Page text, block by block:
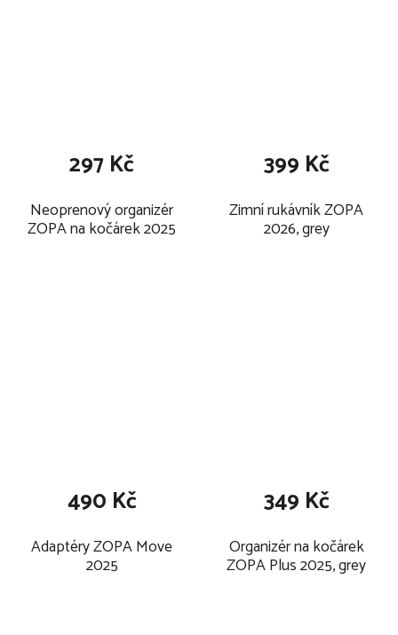
Neoprenový organizér
ZOPA na kočárek 2025
297 Kč
Zimní rukávník ZOPA
2026, grey
399 Kč
Adaptéry ZOPA Move
2025
490 Kč
Organizér na kočárek
ZOPA Plus 2025, grey
349 Kč